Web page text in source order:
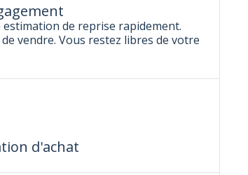
de reprise rapidement.
vendre. Vous restez libres de votre
d'achat